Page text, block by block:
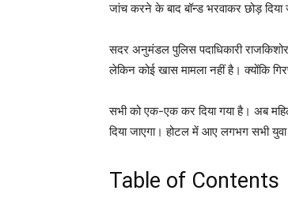
जांच करने के बाद बॉन्ड भरवाकर छोड़ दिया
सदर अनुमंडल पुलिस पदाधिकारी
लेकिन कोई खास मामला नहीं है। क्योंकि
सभी को एक-एक कर दिया गया है। अब
दिया जाएगा। होटल में आए लगभग सभी
Table of Contents